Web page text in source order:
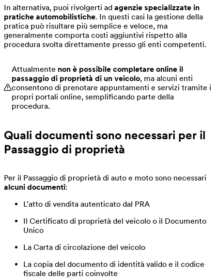
In alternativa, puoi rivolgerti ad agenzie specializzate in
pratiche automobilistiche. In questi casi la gestione della
pratica può risultare più semplice e veloce, ma
generalmente comporta costi aggiuntivi rispetto alla
procedura svolta direttamente presso gli enti competenti.
Attualmente non è possibile completare online il
passaggio di proprietà di un veicolo, ma alcuni enti
consentono di prenotare appuntamenti e servizi tramite i
propri portali online, semplificando parte della
procedura.
Quali documenti sono necessari per il
Passaggio di proprietà
Per il Passaggio di proprietà di auto e moto sono necessari
alcuni documenti:
L'atto di vendita autenticato dal PRA
Il Certificato di proprietà del veicolo o il Documento
Unico
La Carta di circolazione del veicolo
La copia del documento di identità valido e il codice
fiscale delle parti coinvolte